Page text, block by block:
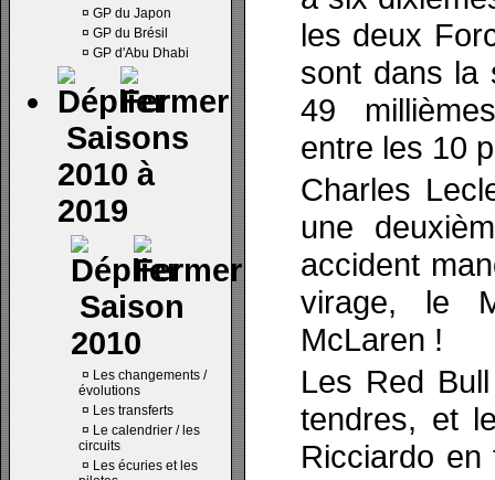
¤ GP du Japon
¤ GP du Brésil
¤ GP d'Abu Dhabi
Saisons
2010 à
2019
Saison
2010
¤ Les changements /
évolutions
¤ Les transferts
¤ Le calendrier / les
circuits
¤ Les écuries et les
les deux
sont dans la
49
entre les 10
Charles
une
accident
virage, le
McLaren !
Les Red
tendres, et
Ricciardo